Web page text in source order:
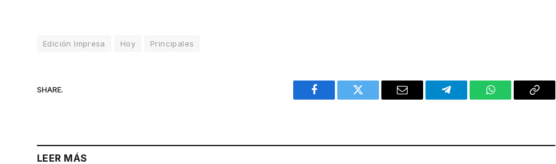
Edición Impresa Hoy Principales
SHARE.
Facebook Twitter Email Telegram WhatsAppCopy
LEER MÁS